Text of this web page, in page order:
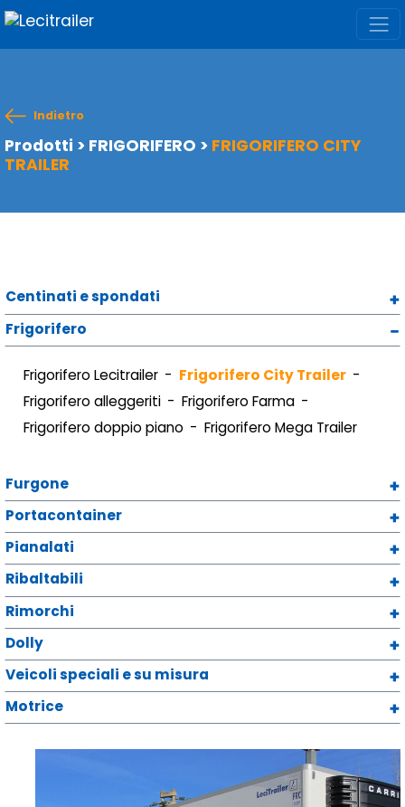
Indietro
Prodotti > FRIGORIFERO > FRIGORIFERO CITY
TRAILER
Centinati e spondati
Frigorifero
Frigorifero Lecitrailer
Frigorifero City Trailer
Frigorifero alleggeriti
Frigorifero Farma
Frigorifero doppio piano
Frigorifero Mega Trailer
Furgone
Portacontainer
Pianalati
Ribaltabili
Rimorchi
Dolly
Veicoli speciali e su misura
Motrice